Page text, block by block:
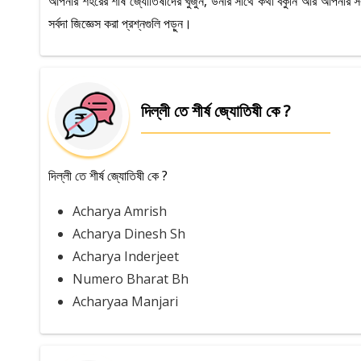
সর্বদা জিজ্ঞেস করা প্রশ্নগুলি পড়ুন।
দিল্লী তে শীর্ষ জ্যোতিষী কে ?
দিল্লী তে শীর্ষ জ্যোতিষী কে ?
Acharya Amrish
Acharya Dinesh Sh
Acharya Inderjeet
Numero Bharat Bh
Acharyaa Manjari